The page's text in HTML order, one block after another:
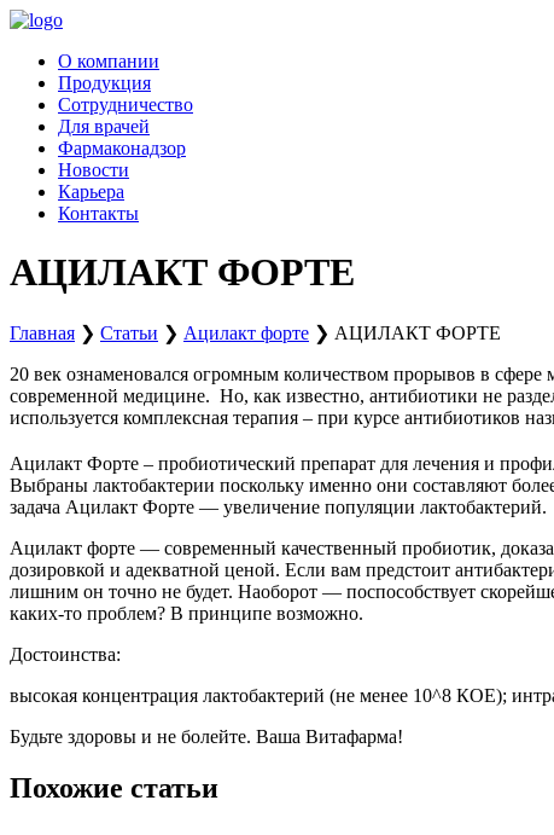
Перейти
содержимому
О компании
Продукция
Сотрудничество
Для врачей
Фармаконадзор
Новости
Карьера
Контакты
АЦИЛАКТ ФОРТЕ
Главная ❯ Статьи ❯ Ацилакт форте ❯ АЦИЛАКТ ФОРТЕ
20 век ознаменовался огромным количеством прорывов в
современной медицине. Но, как известно, антибиотики не
используется комплексная терапия – при курсе антибиотиков
Ацилакт Форте – пробиотический препарат для лечения и
Выбраны лактобактерии поскольку именно они составляют
задача Ацилакт Форте — увеличение популяции лактобактерий.
Ацилакт форте — современный качественный пробиотик,
дозировкой и адекватной ценой. Если вам предстоит
лишним он точно не будет. Наоборот — поспособствует
каких-то проблем? В принципе возможно.
Достоинства:
высокая концентрация лактобактерий (не менее 10^8 КОЕ);
Будьте здоровы и не болейте. Ваша Витафарма!
Похожие статьи